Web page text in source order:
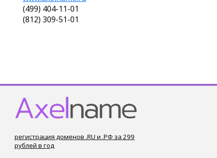
(499) 404-11-01
(812) 309-51-01
регистрация доменов .RU и .РФ за 299
рублей в год